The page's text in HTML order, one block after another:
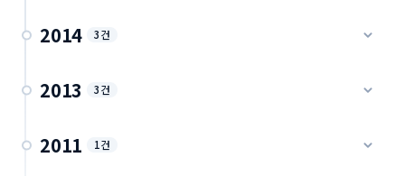
알렉스호프 월넛그로브 HD 미들 학교 방문 (2019)
학부모 미팅 · 2017
2014 3건
홈스테이 · 2014
IGE 학생 다양한 액티비티 순간 (2014)
2013 3건
학교 사례 · 2013
2011 1건